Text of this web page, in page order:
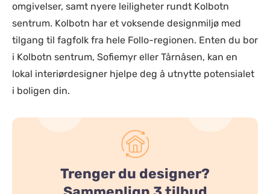
omgivelser, samt nyere leiligheter rundt Kolbotn
sentrum. Kolbotn har et voksende designmiljø med
tilgang til fagfolk fra hele Follo-regionen. Enten du bor
i Kolbotn sentrum, Sofiemyr eller Tårnåsen, kan en
lokal interiørdesigner hjelpe deg å utnytte potensialet
i boligen din.
Trenger du designer?